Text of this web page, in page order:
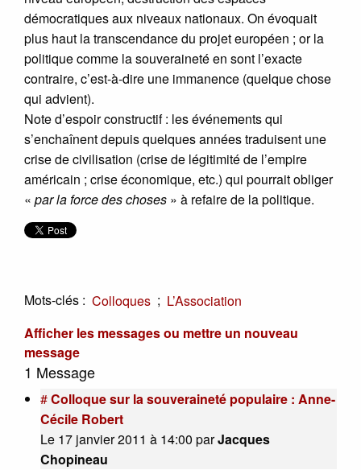
démocratiques aux niveaux nationaux. On évoquait
plus haut la transcendance du projet européen ; or la
politique comme la souveraineté en sont l’exacte
contraire, c’est-à-dire une immanence (quelque chose
qui advient).
Note d’espoir constructif : les événements qui
s’enchaînent depuis quelques années traduisent une
crise de civilisation (crise de légitimité de l’empire
américain ; crise économique, etc.) qui pourrait obliger
« par la force des choses » à refaire de la politique.
Mots-clés : Colloques ; L’Association
Afficher les messages ou mettre un nouveau
message
1 Message
#Colloque sur la souveraineté populaire : Anne-
Cécile Robert
Le 17 janvier 2011 à 14:00 parJacques
Chopineau